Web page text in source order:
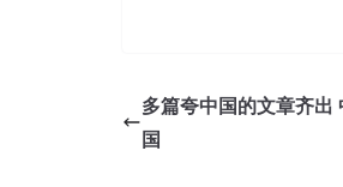
Mydi took his one from
ADR-001 PDF Dumps
多篇夸中国的文章齐出
国